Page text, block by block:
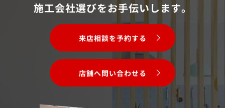
施工会社選びをお手伝いします。
来店相談を予約する
店舗へ問い合わせる